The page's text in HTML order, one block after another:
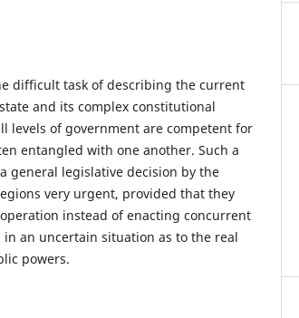
difficult task of describing the current
and its complex constitutional
levels of government are competent for
entangled with one another. Such a
general legislative decision by the
very urgent, provided that they
instead of enacting concurrent
an uncertain situation as to the real
powers.